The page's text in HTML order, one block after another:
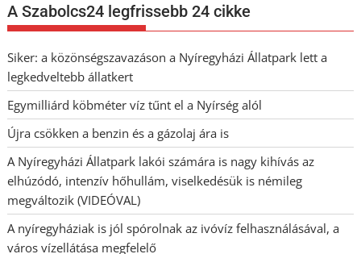
A Szabolcs24 legfrissebb 24 cikke
Siker: a közönségszavazáson a Nyíregyházi Állatpark lett a
legkedveltebb állatkert
Egymilliárd köbméter víz tűnt el a Nyírség alól
Újra csökken a benzin és a gázolaj ára is
A Nyíregyházi Állatpark lakói számára is nagy kihívás az
elhúzódó, intenzív hőhullám, viselkedésük is némileg
megváltozik (VIDEÓVAL)
A nyíregyháziak is jól spórolnak az ivóvíz felhasználásával, a
város vízellátása megfelelő